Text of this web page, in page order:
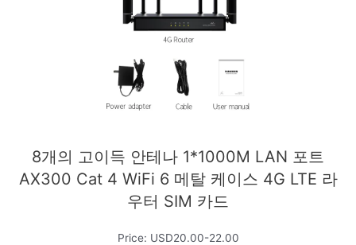
8개의 고이득 안테나 1*1000M LAN 포트
AX300 Cat 4 WiFi 6 메탈 케이스 4G LTE 라
우터 SIM 카드
Price: USD20.00-22.00